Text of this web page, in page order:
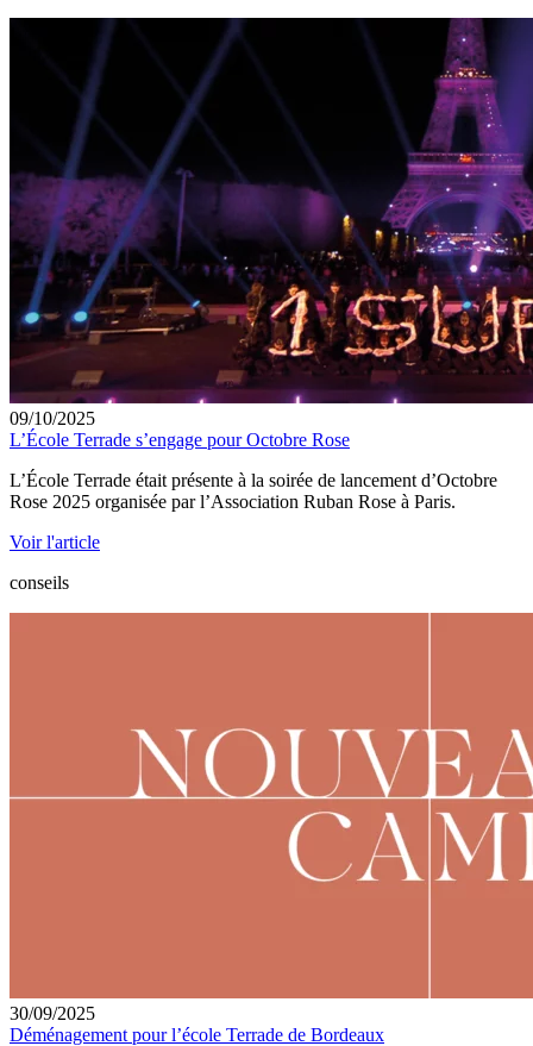
09/10/2025
L’École Terrade s’engage pour Octobre Rose
L’École Terrade était présente à la soirée de lancement d’Octobre
Rose 2025 organisée par l’Association Ruban Rose à Paris.
Voir l'article
conseils
30/09/2025
Déménagement pour l’école Terrade de Bordeaux